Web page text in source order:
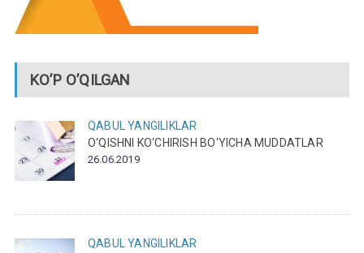
KO’P O’QILGAN
QABUL
YANGILIKLAR
O‘QISHNI KO‘CHIRISH BO‘YICHA MUDDATLAR
26.06.2019
QABUL
YANGILIKLAR